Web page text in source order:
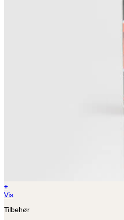
+
Vis
Tilbehør